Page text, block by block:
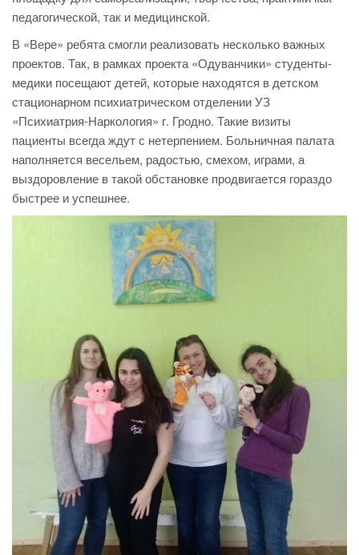
педагогической, так и медицинской.
В «Вере» ребята смогли реализовать несколько важных
проектов. Так, в рамках проекта «Одуванчики» студенты-
медики посещают детей, которые находятся в детском
стационарном психиатрическом отделении УЗ
«Психиатрия-Наркология» г. Гродно. Такие визиты
пациенты всегда ждут с нетерпением. Больничная палата
наполняется весельем, радостью, смехом, играми, а
выздоровление в такой обстановке продвигается гораздо
быстрее и успешнее.